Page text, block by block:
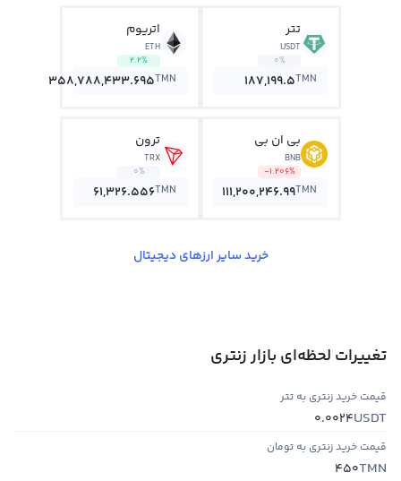
تتر
USDT
0%
187,199.5TMN
اتریوم
ETH
2.2%
358,788,433.695TMN
بی ان بی
BNB
-1.206%
111,200,246.99TMN
ترون
TRX
0%
61,326.556TMN
خرید سایر ارزهای دیجیتال
تغییرات لحظه‌ای بازار زنتری
قیمت خرید زنتری به تتر
USDT
0.0024
قیمت خرید زنتری به تومان
TMN
450